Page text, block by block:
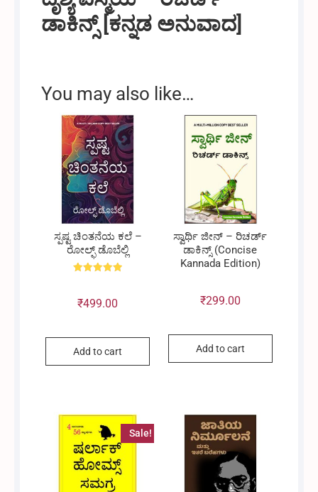
ಡಾಕಿನ್ಸ್ [ಕನ್ನಡ ಅನುವಾದ]
You may also like…
ಸ್ಪಷ್ಟ ಚಿಂತನೆಯ ಕಲೆ –
ರೋಲ್ಫ್ ಡೊಬೆಲ್ಲಿ
out of 5
₹499.00
Add to cart
ಸ್ವಾರ್ಥಿ ಜೀನ್ – ರಿಚರ್ಡ್
ಡಾಕಿನ್ಸ್ (Concise
Kannada Edition)
₹299.00
Add to cart
Sale!